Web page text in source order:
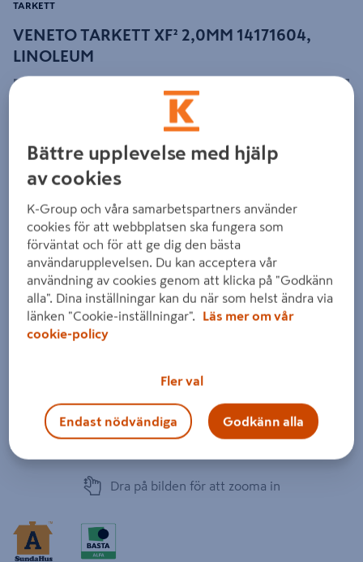
VENETO TARKETT XF² 2,0MM 14171604,
LINOLEUM
TARKETT
Detaljerad beskrivning finns i produktbeskrivningsområdet
Dra på bilden för att zooma in
Bättre upplevelse med hjälp
av cookies
K-Group och våra samarbetspartners använder
cookies för att webbplatsen ska fungera som
förväntat och för att ge dig den bästa
användarupplevelsen. Du kan acceptera vår
användning av cookies genom att klicka på "Godkänn
alla". Dina inställningar kan du när som helst ändra via
länken "Cookie-inställningar".
Läs mer om vår
cookie-policy
Fler val
Endast nödvändiga Godkänn alla